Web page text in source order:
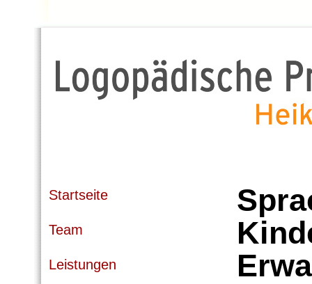
Startseite
Team
Leistungen